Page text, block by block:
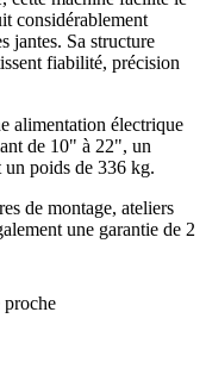
considérablement
jantes. Sa structure
fiabilité, précision
alimentation électrique
de 10" à 22", un
un poids de 336 kg.
de montage, ateliers
une garantie de 2